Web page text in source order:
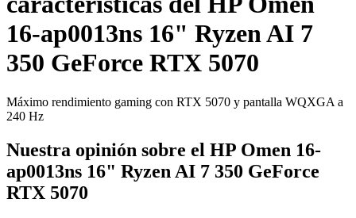
16-ap0013ns 16" Ryzen AI 7
350 GeForce RTX 5070
Máximo rendimiento gaming con RTX 5070 y pantalla WQXGA a
240 Hz
Nuestra opinión sobre el HP Omen 16-
ap0013ns 16" Ryzen AI 7 350 GeForce
RTX 5070